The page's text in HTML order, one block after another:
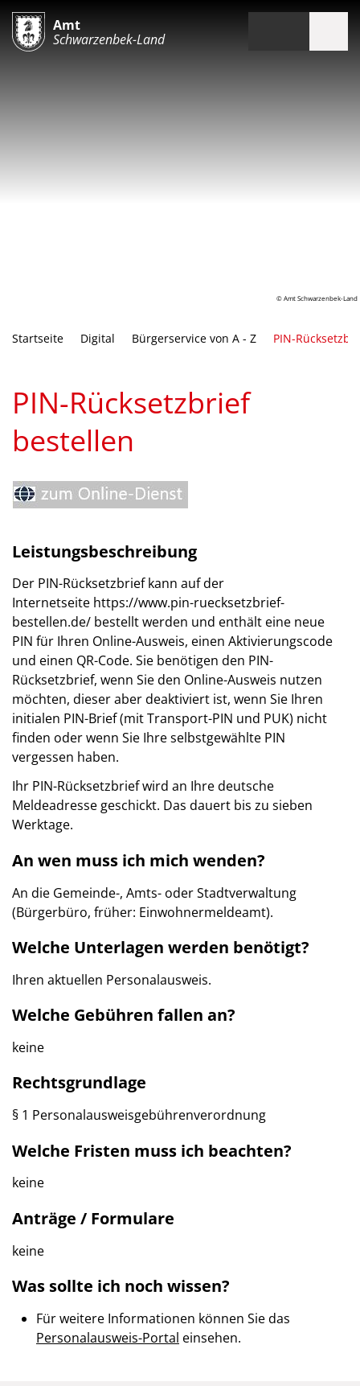
Amt
Schwarzenbek-Land
© Amt Schwarzenbek-Land
Startseite Digital Bürgerservice von A - Z PIN-
PIN-Rücksetzbrief
bestellen
Leistungsbeschreibung
Der PIN-Rücksetzbrief kann auf der
Internetseite https://www.pin-ruecksetzbrief-
bestellen.de/ bestellt werden und enthält eine neue
PIN für Ihren Online-Ausweis, einen Aktivierungscode
und einen QR-Code. Sie benötigen den PIN-
Rücksetzbrief, wenn Sie den Online-Ausweis nutzen
möchten, dieser aber deaktiviert ist, wenn Sie Ihren
initialen PIN-Brief (mit Transport-PIN und PUK) nicht
finden oder wenn Sie Ihre selbstgewählte PIN
vergessen haben.
Ihr PIN-Rücksetzbrief wird an Ihre deutsche
Meldeadresse geschickt. Das dauert bis zu sieben
Werktage.
An wen muss ich mich wenden?
An die Gemeinde-, Amts- oder Stadtverwaltung
(Bürgerbüro, früher: Einwohnermeldeamt).
Welche Unterlagen werden benötigt?
Ihren aktuellen Personalausweis.
Welche Gebühren fallen an?
keine
Rechtsgrundlage
§ 1 Personalausweisgebührenverordnung
Welche Fristen muss ich beachten?
keine
Anträge / Formulare
keine
Was sollte ich noch wissen?
Für weitere Informationen können Sie das
Personalausweis-Portal einsehen.